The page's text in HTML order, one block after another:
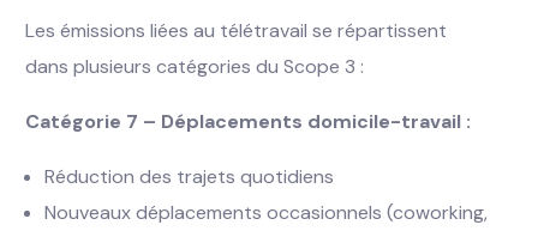
Les émissions liées au télétravail se répartissent
dans plusieurs catégories du Scope 3 :
Catégorie 7 – Déplacements domicile-travail :
Réduction des trajets quotidiens
Nouveaux déplacements occasionnels (coworking,